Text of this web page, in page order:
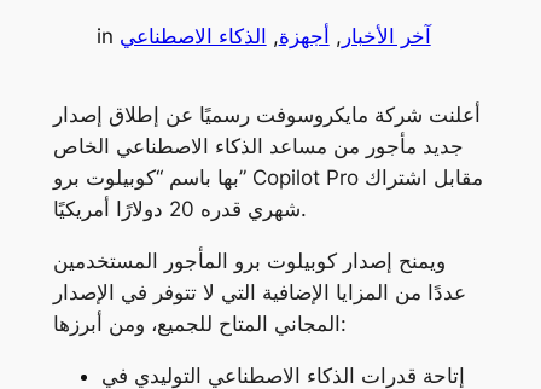
in آخر الأخبار , أجهزة, الذكاء الاصطناعي
أعلنت شركة مايكروسوفت رسميًا عن إطلاق إصدار
جديد مأجور من مساعد الذكاء الاصطناعي الخاص
بها باسم “كوبيلوت برو” Copilot Pro مقابل اشتراك
شهري قدره 20 دولارًا أمريكيًا.
ويمنح إصدار كوبيلوت برو المأجور المستخدمين
عددًا من المزايا الإضافية التي لا تتوفر في الإصدار
المجاني المتاح للجميع، ومن أبرزها:
إتاحة قدرات الذكاء الاصطناعي التوليدي في